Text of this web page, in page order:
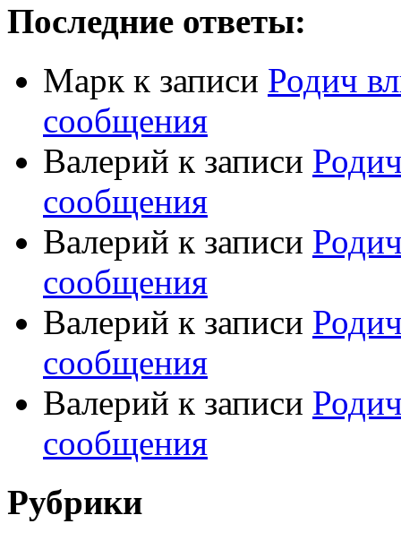
Последние ответы:
Марк к записи Родич
сообщения
Валерий к записи
сообщения
Валерий к записи
сообщения
Валерий к записи
сообщения
Валерий к записи
сообщения
Рубрики